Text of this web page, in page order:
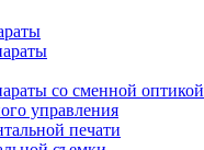
со сменной оптикой
управления
печати